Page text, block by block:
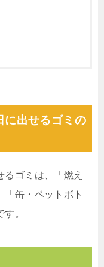
に出せるゴミの
るゴミは、「燃え
「缶・ペットボト
。